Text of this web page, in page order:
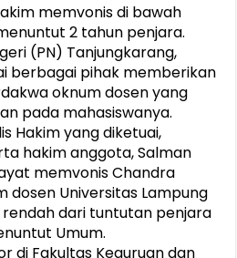
memvonis di bawah
2 tahun penjara.
(PN) Tanjungkarang,
berbagai pihak memberikan
oknum dosen yang
pada mahasiswanya.
Hakim yang diketuai,
hakim anggota, Salman
memvonis Chandra
dosen Universitas Lampung
rendah dari tuntutan penjara
Umum.
di Fakultas Keguruan dan